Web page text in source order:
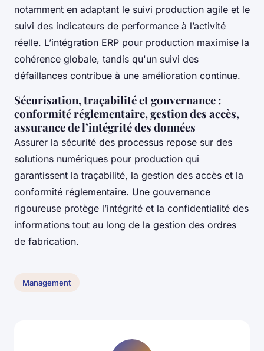
notamment en adaptant le suivi production agile et le
suivi des indicateurs de performance à l’activité
réelle. L’intégration ERP pour production maximise la
cohérence globale, tandis qu'un suivi des
défaillances contribue à une amélioration continue.
Sécurisation, traçabilité et gouvernance :
conformité réglementaire, gestion des accès,
assurance de l’intégrité des données
Assurer la sécurité des processus repose sur des
solutions numériques pour production qui
garantissent la traçabilité, la gestion des accès et la
conformité réglementaire. Une gouvernance
rigoureuse protège l’intégrité et la confidentialité des
informations tout au long de la gestion des ordres
de fabrication.
Management